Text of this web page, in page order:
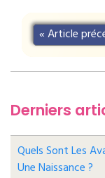
«Article
Derniers
Quels Sont Les
Une Naissance ?